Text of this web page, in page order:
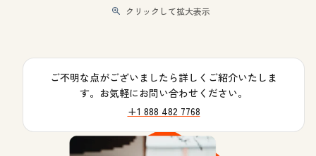
クリックして拡大表示
ご不明な点がございましたら詳しくご紹介いたしま
す。お気軽にお問い合わせください。
+1 888 482 7768